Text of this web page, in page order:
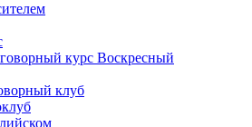
курс Воскресный
клуб